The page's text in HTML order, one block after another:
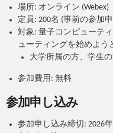
場所: オンライン (Webex)
定員: 200名 (事前の参加
対象: 量子コンピューテ
ューティングを始めよう
大学所属の方、学生
参加費用: 無料
参加申し込み
参加申し込み締切: 2026